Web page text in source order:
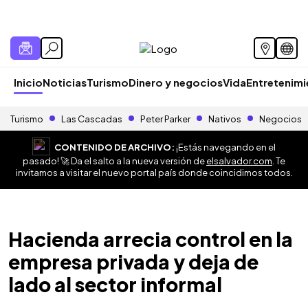
InicioNoticiasTurismoDinero y negociosVida
Turismo Las Cascadas Peter Parker Nativos Negocios
CONTENIDO DE ARCHIVO:¡Estás navegando en el
pasado! 🚀 Da el salto a la nueva versión deelsalvador.com . Te
invitamos a visitar el nuevo portal país donde coincidimos todos.
Hacienda arrecia control en la
empresa privada y deja de
lado al sector informal